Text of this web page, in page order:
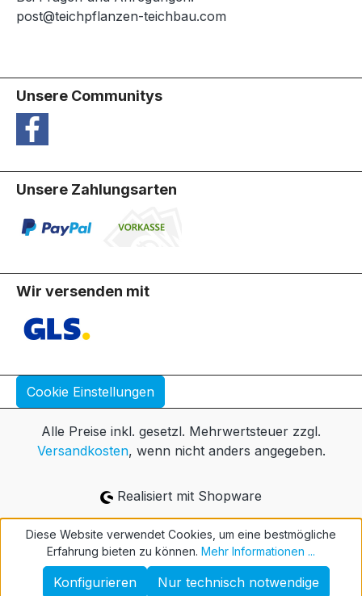
post@teichpflanzen-teichbau.com
Unsere Communitys
Unsere Zahlungsarten
Wir versenden mit
Cookie Einstellungen
Alle Preise inkl. gesetzl. Mehrwertsteuer zzgl.
Versandkosten, wenn nicht anders angegeben.
Realisiert mit Shopware
Diese Website verwendet Cookies, um eine bestmögliche
Erfahrung bieten zu können. Mehr Informationen ...
Nur technisch notwendige
Konfigurieren